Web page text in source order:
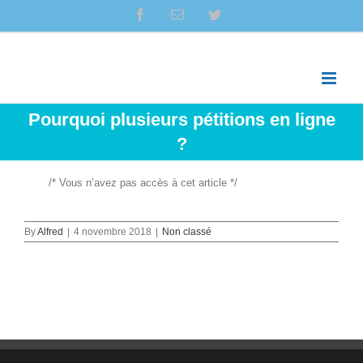
content
facebookEmail twitter
Pourquoi plusieurs pétitions en ligne
?
/* Vous n’avez pas accès à cet article */
ByAlfred 4 novembre 2018 Non classé